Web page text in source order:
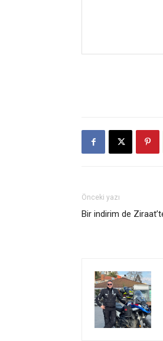
Önceki yazı
Bir indirim de